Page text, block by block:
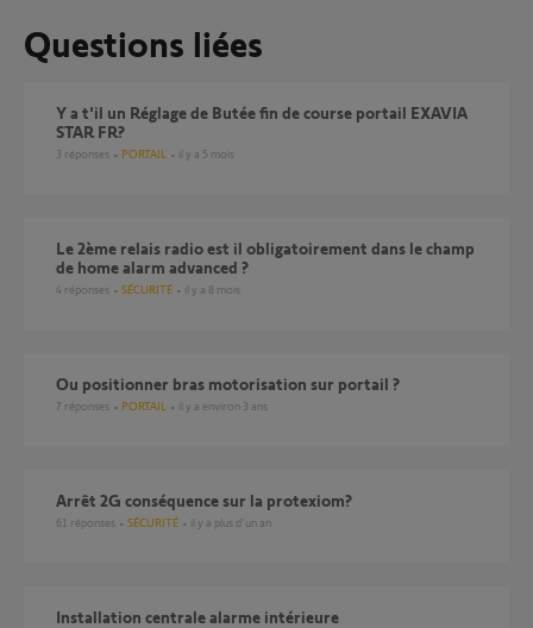
Questions liées
Y a t'il un Réglage de Butée fin de course portail EXAVIA
STAR FR?
3 réponses PORTAIL il y a 5 mois
Le 2ème relais radio est il obligatoirement dans le champ
de home alarm advanced ?
4 réponses SÉCURITÉ il y a 8 mois
ou positionner bras motorisation sur portail ?
7 réponses PORTAIL il y a environ 3 ans
arrêt 2G conséquence sur la protexiom?
61 réponses SÉCURITÉ il y a plus d'un an
installation centrale alarme intérieure